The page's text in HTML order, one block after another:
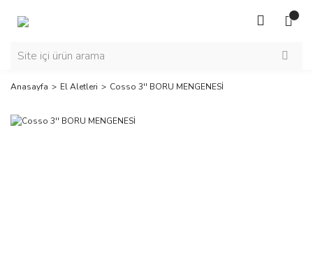
Anasayfa El Aletleri Cosso 3'' BORU MENGENESİ